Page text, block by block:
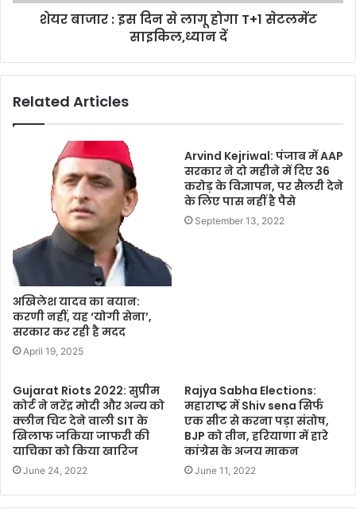
शेयर बाजार : इस दिन से लागू होगा T+1 सेटलमेंट
साइकिल,ध्यान दें
Related Articles
अखिलेश यादव का बयान:
करणी नहीं, यह ‘योगी सेना’,
सरकार कर रही है मदद
April 19, 2025
Arvind Kejriwal: पंजाब में AAP
सरकार ने दो महीने में दिए 36
करोड़ के विज्ञापन, पर सैलरी देने
के लिए पास नहीं है पैसे
September 13, 2022
Gujarat Riots 2022: सुप्रीम
कोर्ट ने नरेंद्र मोदी और अन्य को
क्‍लीन चिट देने वाली SIT के
खिलाफ जकिया जाफरी की
याचिका को किया खारिज
June 24, 2022
Rajya Sabha Elections:
महाराष्ट्र में Shiv sena सिर्फ
एक सीट से करना पड़ा संतोष,
BJP को तीन, हरियाणा में हारे
कांग्रेस के अजय माकन
June 11, 2022